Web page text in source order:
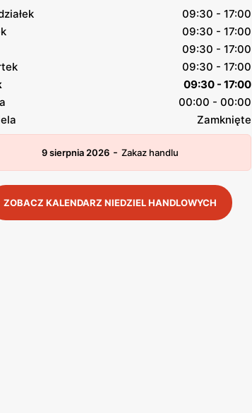
09:30 - 17:00
09:30 - 17:00
09:30 - 17:00
09:30 - 17:00
09:30 - 17:00
00:00 - 00:00
Zamknięte
9 sierpnia 2026 - Zakaz handlu
ZOBACZ KALENDARZ NIEDZIEL HANDLOWYCH